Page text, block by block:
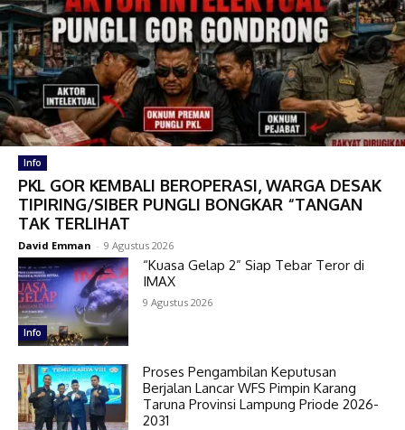
Info
PKL GOR KEMBALI BEROPERASI, WARGA DESAK
TIPIRING/SIBER PUNGLI BONGKAR “TANGAN
TAK TERLIHAT
David Emman - 9 Agustus 2026
Info
“Kuasa Gelap 2” Siap Tebar Teror di
IMAX
9 Agustus 2026
Proses Pengambilan Keputusan
Berjalan Lancar WFS Pimpin Karang
Taruna Provinsi Lampung Priode 2026-
2031